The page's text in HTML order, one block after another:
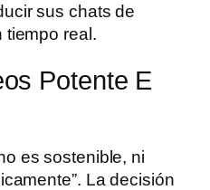
sus chats de
tiempo real.
Potente E
es sostenible, ni
La decisión